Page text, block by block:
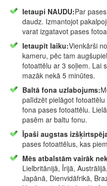
Ietaupi NAUDU:Par
daudz. Izmantojot
varat izgatavot pases
Ietaupīt laiku:Vienkārši
kameru, pēc tam
fotoattēlu ar 3 soļiem. Lai
mazāk nekā 5 minūtes.
Baltā fona uzlabojums:
palīdzēt pielāgot
fona pases fotoattēlu.
pasēm ar baltu fonu.
Īpaši augstas
pases fotoattēlus, kas
Mēs atbalstām vairāk
Lielbritānijā, Īrijā,
Japānā, Dienvidāfrikā,